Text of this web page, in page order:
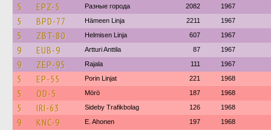
5 EPZ-5 Разные города 2082 1967
5 BPD-77 Hämeen Linja 2211 1967
5 ZBT-80 Helmisen Linja 607 1967
9 EUB-9 Artturi Anttila 87 1967
9 ZEP-95 Rajala 111 1967
5 EP-55 Porin Linjat 221 1968
5 OD-5 Mörö 187 1968
5 IRI-63 Sideby Trafikbolag 126 1968
9 KNC-9 E. Ahonen 197 1968